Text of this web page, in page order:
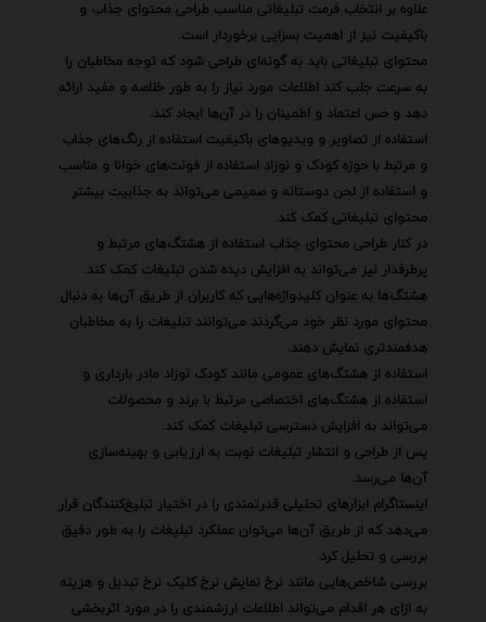
علاوه بر انتخاب فرمت تبلیغاتی مناسب طراحی محتوای جذاب و
باکیفیت نیز از اهمیت بسزایی برخوردار است.
محتوای تبلیغاتی باید به گونه‌ای طراحی شود که توجه مخاطبان را
به سرعت جلب کند اطلاعات مورد نیاز را به طور خلاصه و مفید ارائه
دهد و حس اعتماد و اطمینان را در آن‌ها ایجاد کند.
استفاده از تصاویر و ویدیوهای باکیفیت استفاده از رنگ‌های جذاب
و مرتبط با حوزه کودک و نوزاد استفاده از فونت‌های خوانا و مناسب
و استفاده از لحن دوستانه و صمیمی می‌تواند به جذابیت بیشتر
محتوای تبلیغاتی کمک کند.
در کنار طراحی محتوای جذاب استفاده از هشتگ‌های مرتبط و
پرطرفدار نیز می‌تواند به افزایش دیده شدن تبلیغات کمک کند.
هشتگ‌ها به عنوان کلیدواژه‌هایی که کاربران از طریق آن‌ها به دنبال
محتوای مورد نظر خود می‌گردند می‌توانند تبلیغات را به مخاطبان
هدفمندتری نمایش دهند.
استفاده از هشتگ‌های عمومی مانند کودک نوزاد مادر بارداری و
استفاده از هشتگ‌های اختصاصی مرتبط با برند و محصولات
می‌تواند به افزایش دسترسی تبلیغات کمک کند.
پس از طراحی و انتشار تبلیغات نوبت به ارزیابی و بهینه‌سازی
آن‌ها می‌رسد.
اینستاگرام ابزارهای تحلیلی قدرتمندی را در اختیار تبلیغ‌کنندگان قرار
می‌دهد که از طریق آن‌ها می‌توان عملکرد تبلیغات را به طور دقیق
بررسی و تحلیل کرد.
بررسی شاخص‌هایی مانند نرخ نمایش نرخ کلیک نرخ تبدیل و هزینه
به ازای هر اقدام می‌تواند اطلاعات ارزشمندی را در مورد اثربخشی